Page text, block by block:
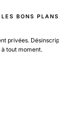
LES BONS
privées.
tout moment.